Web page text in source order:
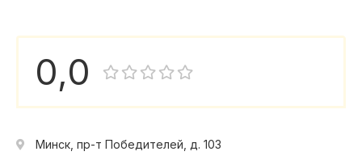
0,0
Минск, пр-т Победителей, д. 103